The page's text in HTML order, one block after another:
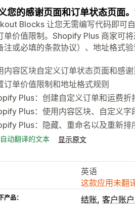
您的感谢页面和订单状态页面
Blocks 让您无需编写代码即可
单价值限制。Shopify Plus 商家可
注或必填的条款协议）、地址格式
内容区块自定义订单状态页面和感谢
订单价值限制和地址格式规则
Plus：创建自定义订单和运费折
Plus：使用内容区块、自定义字
Plus：隐藏、重命名以及重新排
动翻译的文本 显示原文
英语
这款应用未翻
产品： 结账 客户账户